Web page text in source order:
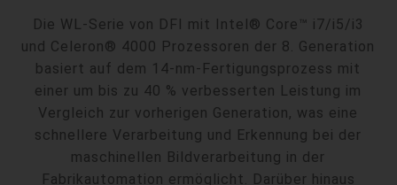
Die WL-Serie von DFI mit Intel® Core™ i7/i5/i3
und Celeron® 4000 Prozessoren der 8. Generation
basiert auf dem 14-nm-Fertigungsprozess mit
einer um bis zu 40 % verbesserten Leistung im
Vergleich zur vorherigen Generation, was eine
schnellere Verarbeitung und Erkennung bei der
maschinellen Bildverarbeitung in der
Fabrikautomation ermöglicht. Darüber hinaus